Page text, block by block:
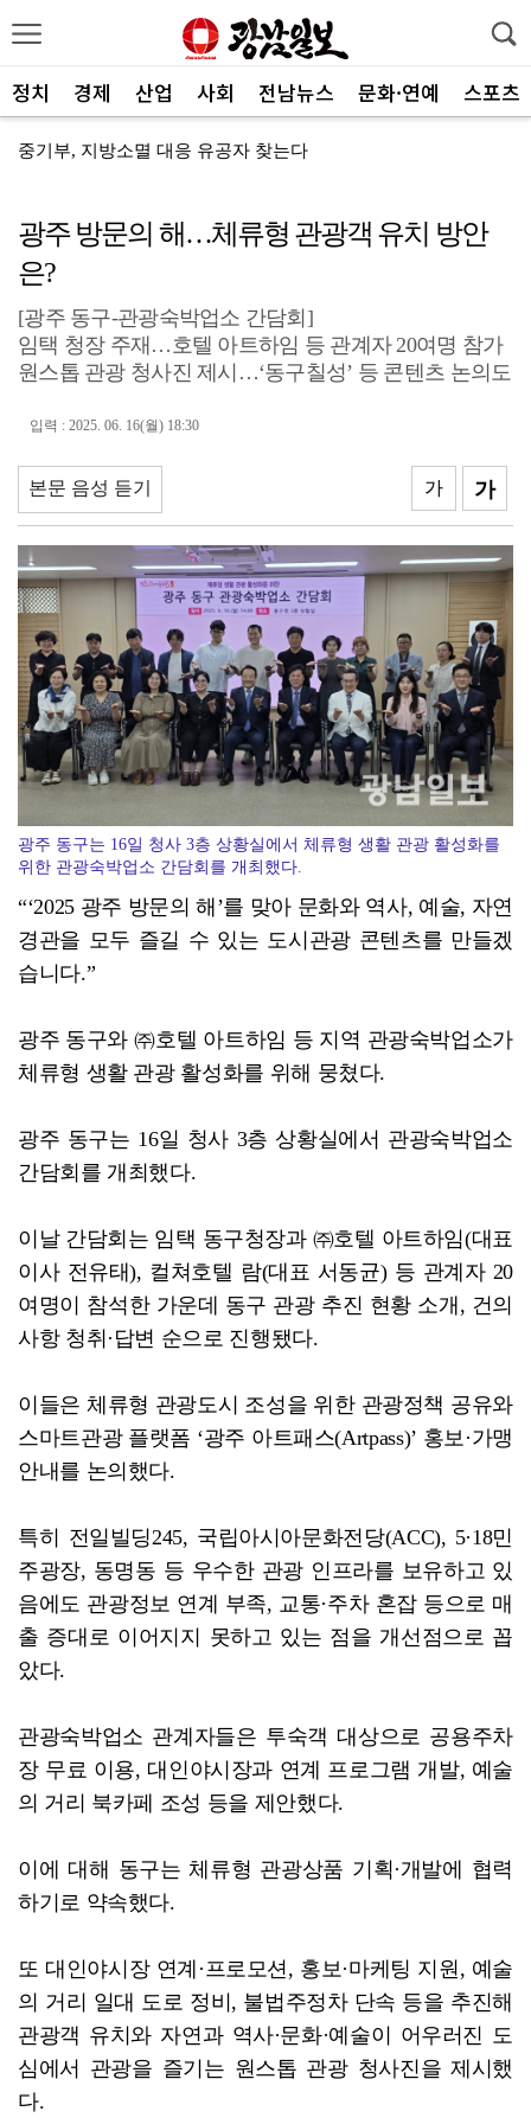
정치 경제 산업 사회 전남뉴스 문화·연예 스포츠
중기부, 지방소멸 대응 유공자 찾는다
ACC '아시아의 장치들'전···누적 관람객 10만명 ...
SOOP 수퍼스, 고의정·서지혜 영입…전력 보강
광주자치경찰, ‘제11기 청년 서포터즈’ 112명 모집
전남광주통합특별시, 부시장 인사청문 앞서 관련 조례 정...
‘186전 187기’ 장은수, KLPGA 데뷔 10년 ...
제주항공 한·중 노선 탑승객 37% 늘었다
광주 방문의 해…체류형 관광객 유치 방안
은?
[광주 동구-관광숙박업소 간담회]
임택 청장 주재…호텔 아트하임 등 관계자 20여명 참가
원스톱 관광 청사진 제시…‘동구칠성’ 등 콘텐츠 논의도
입력 : 2025. 06. 16(월) 18:30
본문 음성 듣기 가
가
광주 동구는 16일 청사 3층 상황실에서 체류형 생활 관광 활성화를
위한 관광숙박업소 간담회를 개최했다.
“‘2025 광주 방문의 해’를 맞아 문화와 역사, 예술, 자연
경관을 모두 즐길 수 있는 도시관광 콘텐츠를 만들겠
습니다.”
광주 동구와 ㈜호텔 아트하임 등 지역 관광숙박업소가
체류형 생활 관광 활성화를 위해 뭉쳤다.
광주 동구는 16일 청사 3층 상황실에서 관광숙박업소
간담회를 개최했다.
이날 간담회는 임택 동구청장과 ㈜호텔 아트하임(대표
이사 전유태), 컬쳐호텔 람(대표 서동균) 등 관계자 20
여명이 참석한 가운데 동구 관광 추진 현황 소개, 건의
사항 청취·답변 순으로 진행됐다.
이들은 체류형 관광도시 조성을 위한 관광정책 공유와
스마트관광 플랫폼 ‘광주 아트패스(Artpass)’ 홍보·가맹
안내를 논의했다.
특히 전일빌딩245, 국립아시아문화전당(ACC), 5·18민
주광장, 동명동 등 우수한 관광 인프라를 보유하고 있
음에도 관광정보 연계 부족, 교통·주차 혼잡 등으로 매
출 증대로 이어지지 못하고 있는 점을 개선점으로 꼽
았다.
관광숙박업소 관계자들은 투숙객 대상으로 공용주차
장 무료 이용, 대인야시장과 연계 프로그램 개발, 예술
의 거리 북카페 조성 등을 제안했다.
이에 대해 동구는 체류형 관광상품 기획·개발에 협력
하기로 약속했다.
또 대인야시장 연계·프로모션, 홍보·마케팅 지원, 예술
의 거리 일대 도로 정비, 불법주정차 단속 등을 추진해
관광객 유치와 자연과 역사·문화·예술이 어우러진 도
심에서 관광을 즐기는 원스톱 관광 청사진을 제시했
다.